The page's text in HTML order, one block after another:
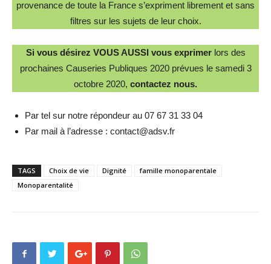
provenance de toute la France s’expriment librement et sans
filtres sur les sujets de leur choix.
Si vous désirez VOUS AUSSI vous exprimer lors des
prochaines Causeries Publiques 2020 prévues le samedi 3
octobre 2020, contactez nous.
Par tel sur notre répondeur au 07 67 31 33 04
Par mail à l’adresse : contact@adsv.fr
TAGS Choix de vie Dignité
famille monoparentale
Monoparentalité